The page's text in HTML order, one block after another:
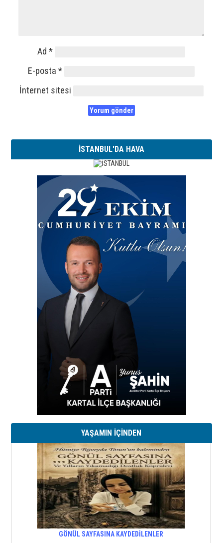
Ad*
E-posta*
İnternet sitesi
İSTANBUL'DA HAVA
YAŞAMIN İÇİNDEN
GÖNÜL SAYFASINA KAYDEDİLENLER